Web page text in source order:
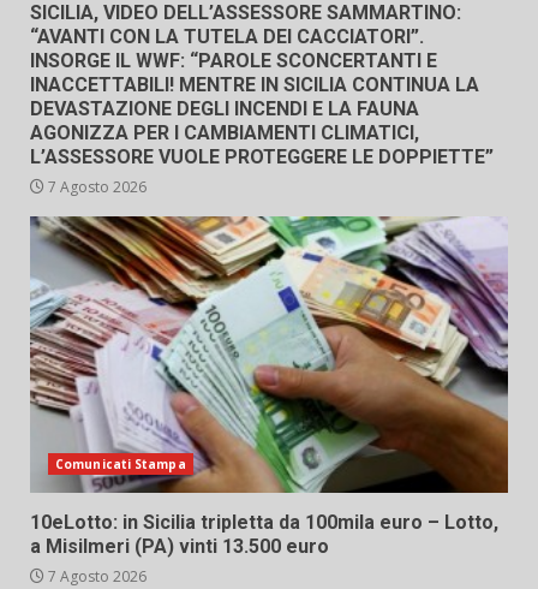
SICILIA, VIDEO DELL’ASSESSORE SAMMARTINO:
“AVANTI CON LA TUTELA DEI CACCIATORI”.
INSORGE IL WWF: “PAROLE SCONCERTANTI E
INACCETTABILI! MENTRE IN SICILIA CONTINUA LA
DEVASTAZIONE DEGLI INCENDI E LA FAUNA
AGONIZZA PER I CAMBIAMENTI CLIMATICI,
L’ASSESSORE VUOLE PROTEGGERE LE DOPPIETTE”
7 Agosto 2026
Comunicati Stampa
10eLotto: in Sicilia tripletta da 100mila euro – Lotto,
a Misilmeri (PA) vinti 13.500 euro
7 Agosto 2026